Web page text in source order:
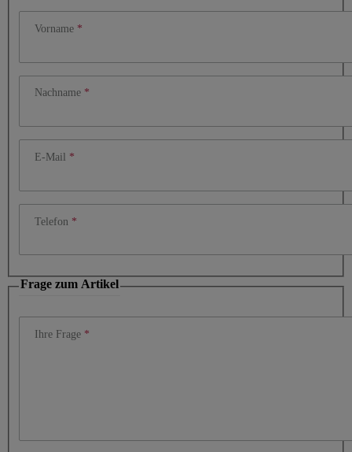
Vorname
Nachname
E-Mail
Telefon
Frage zum Artikel
Ihre Frage